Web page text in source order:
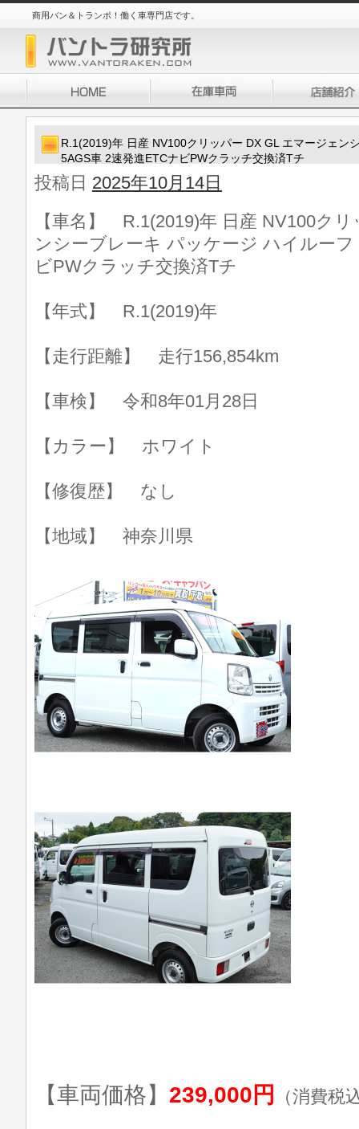
商用バン＆トランポ！働く車専門店です。
R.1(2019)年 日産 NV100クリッパー DX GL エマージェン
5AGS車 2速発進ETCナビPWクラッチ交換済Tチ
投稿日 2025年10月14日
【車名】 R.1(2019)年 日産 NV100ク
ンシーブレーキ パッケージ ハイルー
ビPWクラッチ交換済Tチ
【年式】 R.1(2019)年
【走行距離】 走行156,854km
【車検】 令和8年01月28日
【カラー】 ホワイト
【修復歴】 なし
【地域】 神奈川県
【車両価格】 239,000円 （消費税